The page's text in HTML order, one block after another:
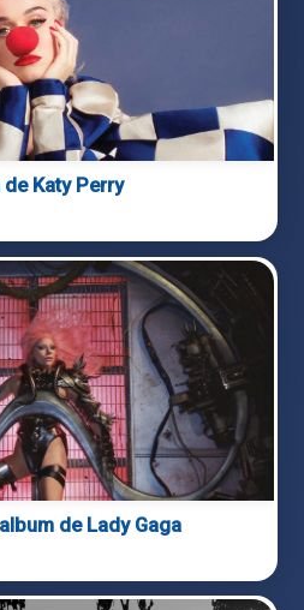
Katy Perry
de Lady Gaga